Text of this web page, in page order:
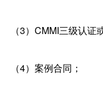
（3）CMMI三级认证
（4）案例合同；